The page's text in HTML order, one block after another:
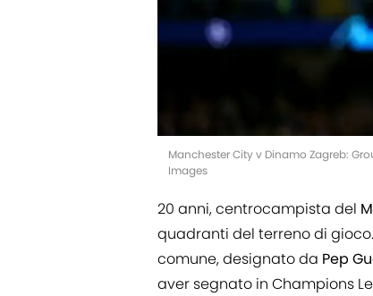
Manchester City v Dinamo Zagreb:
Images
20 anni, centrocampista del
quadranti del terreno di
comune, designato da Pep
aver segnato in Champions